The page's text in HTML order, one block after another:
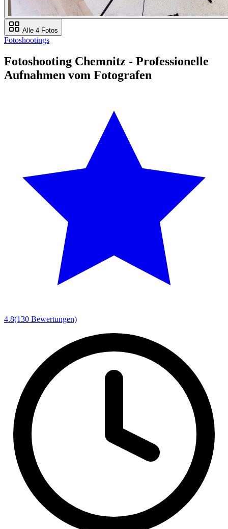
Alle 4 Fotos
Fotoshootings
Fotoshooting Chemnitz - Professionelle
Aufnahmen vom Fotografen
4.8(130 Bewertungen)